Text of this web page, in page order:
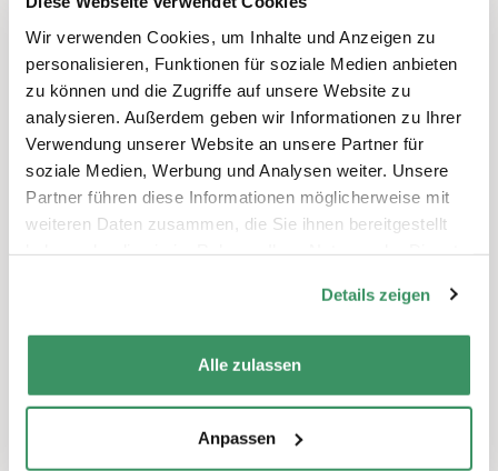
Wir verwenden Cookies, um Inhalte und Anzeigen zu
personalisieren, Funktionen für soziale Medien anbieten
zu können und die Zugriffe auf unsere Website zu
analysieren. Außerdem geben wir Informationen zu Ihrer
Verwendung unserer Website an unsere Partner für
soziale Medien, Werbung und Analysen weiter. Unsere
Partner führen diese Informationen möglicherweise mit
weiteren Daten zusammen, die Sie ihnen bereitgestellt
Details zeigen
Alle zulassen
Anpassen
Anmeldung
Ich möchte teilnehmen! Wie melde ich mich
an?
Per Telefon 079 836 09 37 (Mo-Fr 08:00
-17:00) oder per E-Mail an
hilfe@generationentandem.ch
vor Kursbeginn (15. Juni 2021). Die
Teilnehmerzahl ist beschränkg.
Kosten
Der Kurs ist kostenlos. Freiwillige Spende an